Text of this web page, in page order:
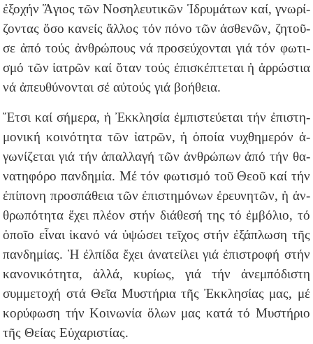
ἐ­ξο­χήν Ἅγιος τῶν Νο­ση­λευ­τι­κῶν Ἱ­δρυ­μά­των καί, γνω­ρί­
ζον­τας ὅ­σο κα­νείς ἄλ­λος τόν πό­νο τῶν ἀ­σθε­νῶν, ζη­τοῦ­
σε ἀ­πό τούς ἀν­θρώ­πους νά προ­σεύ­χον­ται γιά τόν φω­τι­
σμό τῶν ἰα­τρῶν καί ὅ­ταν τούς ἐ­πι­σκέ­πτε­ται ἡ ἀρ­ρώ­στια
νά ἀ­πευ­θύ­νον­ται σέ αὐ­τούς γιά βο­ή­θεια.
Ἔ­τσι καί σή­με­ρα, ἡ Ἐκ­κλη­σί­α ἐμ­πι­στεύ­ε­ται τήν ἐ­πι­στη­
μο­νι­κή κοι­νό­τη­τα τῶν ἰα­τρῶν, ἡ ὁ­ποί­α νυ­χθη­με­ρόν ἀ­
γω­νί­ζε­ται γιά τήν ἀ­παλ­λα­γή τῶν ἀν­θρώ­πων ἀ­πό τήν θα­
να­τη­φό­ρο παν­δη­μί­α. Μέ τόν φω­τι­σμό τοῦ Θε­οῦ καί τήν
ἐ­πί­πο­νη προ­σπά­θεια τῶν ἐ­πι­στη­μό­νων ἐ­ρευ­νη­τῶν, ἡ ἀν­
θρω­πό­τη­τα ἔ­χει πλέ­ον στήν δι­ά­θε­σή της τό ἐμ­βό­λιο, τό
ὁ­ποῖ­ο εἶ­ναι ἱ­κα­νό νά ὑ­ψώ­σει τεῖ­χος στήν ἐ­ξά­πλω­ση τῆς
παν­δη­μί­ας. Ἡ ἐλ­πί­δα ἔ­χει ἀ­να­τεί­λει γιά ἐ­πι­στρο­φή στήν
κα­νο­νι­κό­τη­τα, ἀλ­λά, κυ­ρί­ως, γιά τήν ἀνεμ­πό­δι­στη
συμμετοχή στά Θεῖα Μυστήρια τῆς Ἐκκλησίας μας, μέ
κο­ρύ­φω­ση τήν Κοι­νω­νί­α ὅ­λων μας κατά τό Μυ­στή­ριο
τῆς Θεί­ας Εὐ­χα­ρι­στί­ας.